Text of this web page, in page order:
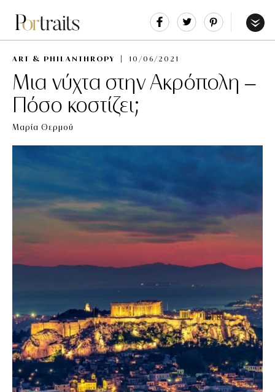
Share Tweet
ART & PHILANTHROPY 10/06/2021
Μια νύχτα στην Ακρόπολη –
Πόσο κοστίζει;
Μαρία Θερμού